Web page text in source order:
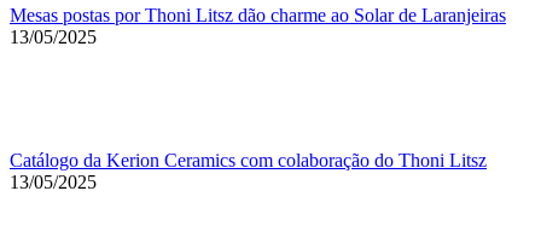
Mesas postas por Thoni Litsz dão charme ao Solar de Laranjeiras
13/05/2025
Catálogo da Kerion Ceramics com colaboração do Thoni Litsz
13/05/2025